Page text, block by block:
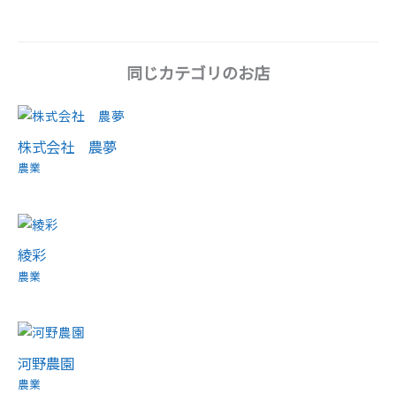
同じカテゴリのお店
株式会社 農夢
農業
綾彩
農業
河野農園
農業